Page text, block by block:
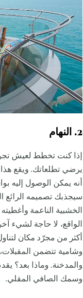
2. النهام
إذا كنت تخطط لعيش
يرضي تطلعاتك. ويقع هذا
أنه يمكن الوصول إليه
سيجذبك تصميمه الرائع
الخشبية الناعمة
الواقع، لا حاجة لشيء
أكثر من مجرّد مكان
وشامية تتضمن
والمدخنة. وماذا بعد؟
وسمك الصافي